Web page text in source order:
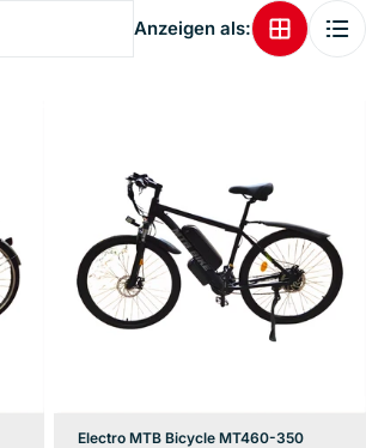
Anzeigen als:
Electro MTB Bicycle MT460-350